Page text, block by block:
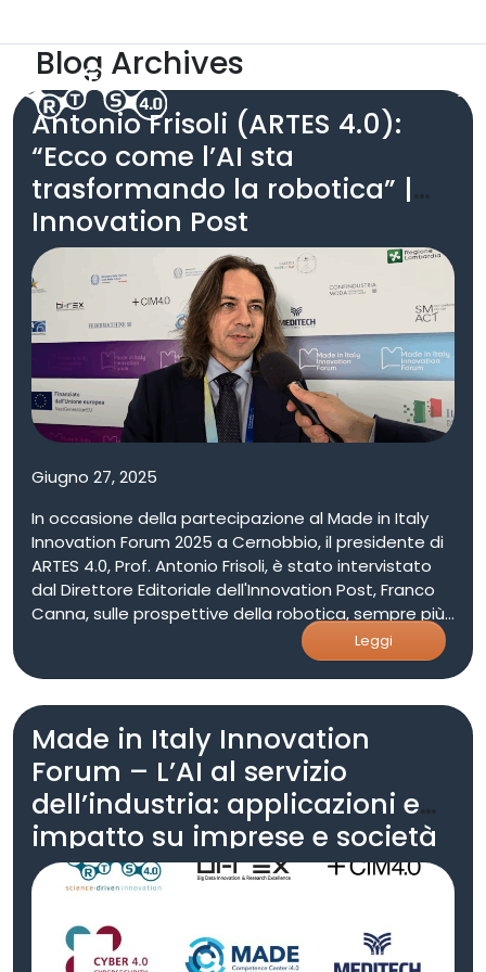
Blog Archives
Antonio Frisoli (ARTES 4.0):
“Ecco come l’AI sta
trasformando la robotica” |
Innovation Post
Giugno 27, 2025
In occasione della partecipazione al Made in Italy
Innovation Forum 2025 a Cernobbio, il presidente di
ARTES 4.0, Prof. Antonio Frisoli, è stato intervistato
dal Direttore Editoriale dell'Innovation Post, Franco
Canna, sulle prospettive della robotica, sempre più
legata a doppio filo agli sviluppi dell’intelligenza
artificiale. Il futuro della robotica industriale è
sempre più legato allo sviluppo dell’intelligenza
artificiale, che trasforma i robot in agenti intelligenti,
capaci di percepire, elaborare e agire in modo
autonomo. Questo nuovo paradigma, noto come
Embodied AI, segna una svolta nella relazione tra
macchine e persone. L’AI sta rivoluzionando tutte le
componenti del robot: la percezione, grazie a
computer vision e sensoristica avanzata; la
comprensione, potenziata da NLP e AI generativa; e
all’apprendimento in ambienti simulati. I robot non
vengono più programmati movimento per
Leggi
Made in Italy Innovation
Forum – L’AI al servizio
dell’industria: applicazioni e
impatto su imprese e società